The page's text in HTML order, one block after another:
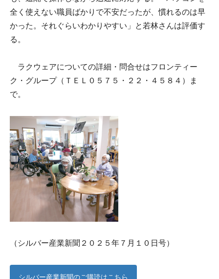
全く使えない職員ばかりで不安だったが、慣れるのは早
かった。それぐらいわかりやすい」と若林さんは評価す
る。
ラクウェアについての詳細・問合せはフロンティー
ク・グループ（ＴＥＬ０５７５・２２・４５８４）ま
で。
（シルバー産業新聞２０２５年７月１０日号）
シルバー産業新聞のご購読はこちら